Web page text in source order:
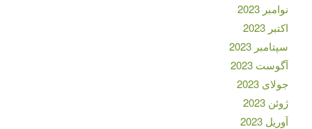
نوامبر 2023
اکتبر 2023
سپتامبر 2023
آگوست 2023
جولای 2023
ژوئن 2023
آوریل 2023